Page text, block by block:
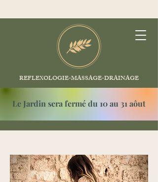
REFLEXOLOGIE-MASSAGE-DRAINAGE
Le Jardin sera fermé du 10 au 31 aôut
Amma Assis